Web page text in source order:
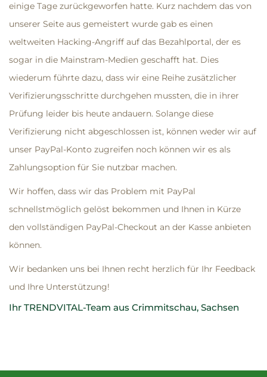
einige Tage zurückgeworfen hatte. Kurz nachdem das von
unserer Seite aus gemeistert wurde gab es einen
weltweiten Hacking-Angriff auf das Bezahlportal, der es
sogar in die Mainstram-Medien geschafft hat. Dies
wiederum führte dazu, dass wir eine Reihe zusätzlicher
Verifizierungsschritte durchgehen mussten, die in ihrer
Prüfung leider bis heute andauern. Solange diese
Verifizierung nicht abgeschlossen ist, können weder wir auf
unser PayPal-Konto zugreifen noch können wir es als
Zahlungsoption für Sie nutzbar machen.
Wir hoffen, dass wir das Problem mit PayPal
schnellstmöglich gelöst bekommen und Ihnen in Kürze
den vollständigen PayPal-Checkout an der Kasse anbieten
können.
Wir bedanken uns bei Ihnen recht herzlich für Ihr Feedback
und Ihre Unterstützung!
Ihr TRENDVITAL-Team aus Crimmitschau, Sachsen